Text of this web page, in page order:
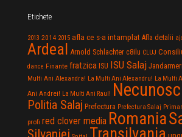
Etichete
2013 2014 2015 afla ce s-a intamplat Afla detalii
Ardeal Arnold Schlachter c8ilu CLUJ
dance Finante fratzica ISU ISU Salaj
Multi Ani Alexandra! La Multi Ani Alexandru! La Multi
Ani Andrei! La Multi Ani Raul!
Politia Salaj Prefectura Prefectura Salaj
profi red clover media Romania